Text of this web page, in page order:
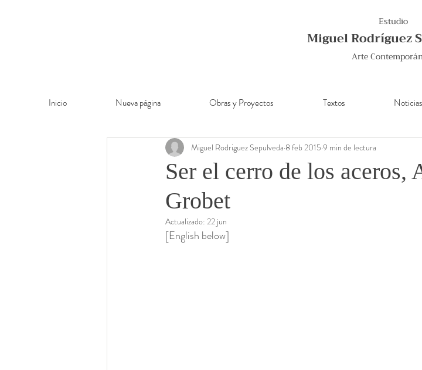
Estudio
Miguel Rodríguez
Arte
Inicio Nueva página Obras y Proyectos Textos Noticias
Ser el cerro de los aceros,
Grobet
Miguel Rodriguez Sepulveda 8 feb 2015 9 min de lectura
Actualizado: 22 jun
[English below]